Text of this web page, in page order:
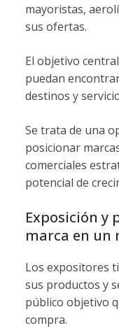
mayoristas,
sus ofertas.
El objetivo
puedan
destinos y
Se trata de una
posicionar
comerciales
potencial de
Exposición y
marca en un
Los expositores
sus productos y
público objetivo
compra.